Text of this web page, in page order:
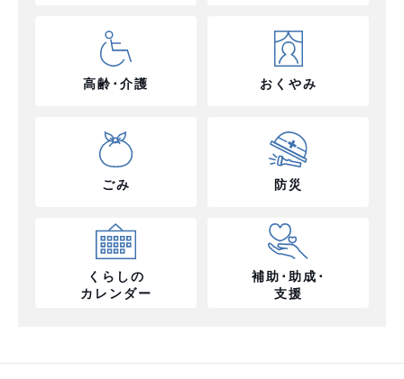
高齢･介護 おくやみ
ごみ 防災
くらしの
カレンダー
補助･助成･
支援